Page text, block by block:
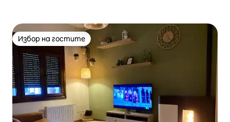
Избор на гостите
Избор на гостите